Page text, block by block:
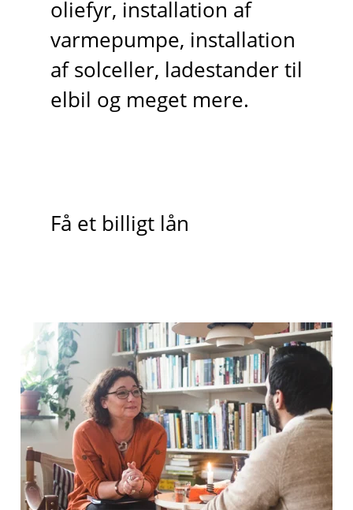
oliefyr, installation af
varmepumpe, installation
af solceller, ladestander til
elbil og meget mere.
Få et billigt lån